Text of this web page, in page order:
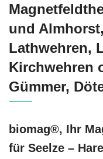
und
Lathwehren,
Kirchwehren
Gümmer,
biomag®, Ihr
für Seelze –